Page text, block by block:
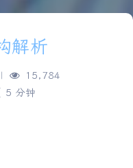
解析
|
15,784
5 分钟